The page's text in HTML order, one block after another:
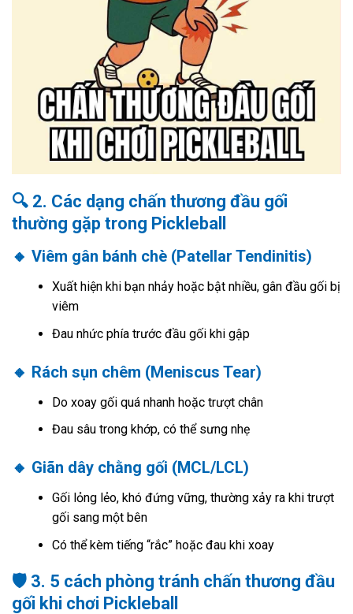
🔍 2. Các dạng chấn thương đầu gối
thường gặp trong Pickleball
🔸 Viêm gân bánh chè (Patellar Tendinitis)
Xuất hiện khi bạn nhảy hoặc bật nhiều, gân đầu gối bị
viêm
Đau nhức phía trước đầu gối khi gập
🔸 Rách sụn chêm (Meniscus Tear)
Do xoay gối quá nhanh hoặc trượt chân
Đau sâu trong khớp, có thể sưng nhẹ
🔸 Giãn dây chằng gối (MCL/LCL)
Gối lỏng lẻo, khó đứng vững, thường xảy ra khi trượt
gối sang một bên
Có thể kèm tiếng “rắc” hoặc đau khi xoay
🛡️ 3. 5 cách phòng tránh chấn thương đầu
gối khi chơi Pickleball